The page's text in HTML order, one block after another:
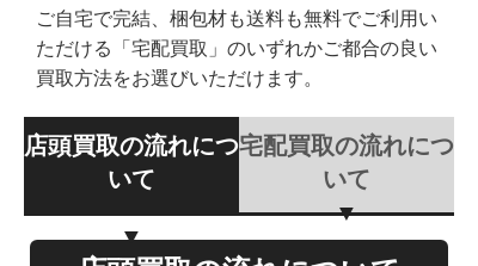
ご自宅で完結、梱包材も送料も無料でご利用い
ただける「宅配買取」のいずれかご都合の良い
買取方法をお選びいただけます。
店頭買取の流れにつ
いて
宅配買取の流れにつ
いて